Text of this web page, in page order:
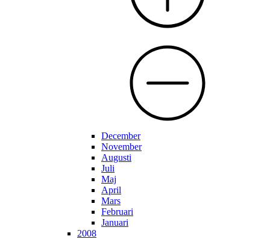
December
November
Augusti
Juli
Maj
April
Mars
Februari
Januari
2008